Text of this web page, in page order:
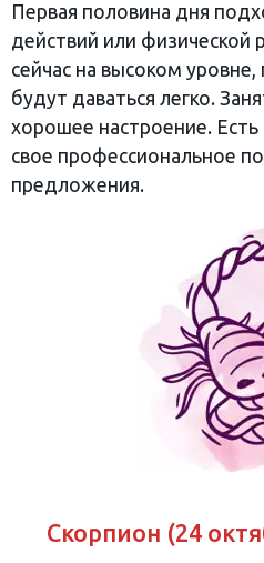
Первая половина дня
действий или физической
сейчас на высоком
будут даваться легко.
хорошее настроение. Есть
свое профессиональное
предложения.
Скорпион (24